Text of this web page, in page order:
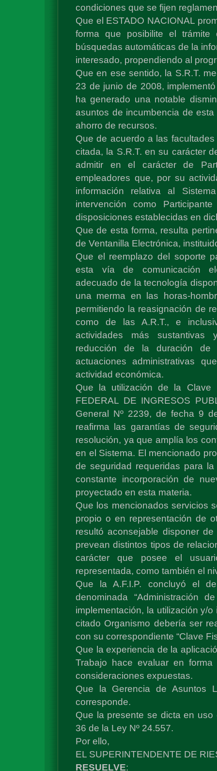
condiciones que se fijen
Que el ESTADO NACIONAL
forma que posibilite el trámite
búsquedas automáticas de la
interesado, propendiendo al
Que en ese sentido, la S.R.T.
23 de junio de 2008,
ha generado una notable
asuntos de incumbencia de
ahorro de recursos.
Que de acuerdo a las
citada, la S.R.T. en su carácter
admitir en el carácter de
empleadores que, por su
información relativa al
intervención como
disposiciones establecidas en
Que de esta forma, resulta
de Ventanilla Electrónica,
Que el reemplazo del soporte
esta vía de comunicación
adecuado de la tecnología
una merma en las horas-
permitiendo la reasignación de
como de las A.R.T., e
actividades más sustantivas
reducción de la duración
actuaciones administrativas
actividad económica.
Que la utilización de la Clave
FEDERAL DE INGRESOS
General Nº 2239, de fecha 9
reafirma las garantías de
resolución, ya que amplía los
en el Sistema. El mencionado
de seguridad requeridas para
constante incorporación de
proyectado en esta materia.
Que los mencionados servicios
propio o en representación de
resultó aconsejable disponer
prevean distintos tipos de
carácter que posee el
representada, como también el
Que la A.F.I.P. concluyó el
denominada “Administración
implementación, la utilización y/
citado Organismo debería ser
con su correspondiente “Clave
Que la experiencia de la
Trabajo hace evaluar en
consideraciones expuestas.
Que la Gerencia de Asuntos
corresponde.
Que la presente se dicta en
36 de la Ley Nº 24.557.
Por ello,
EL SUPERINTENDENTE DE
RESUELVE: